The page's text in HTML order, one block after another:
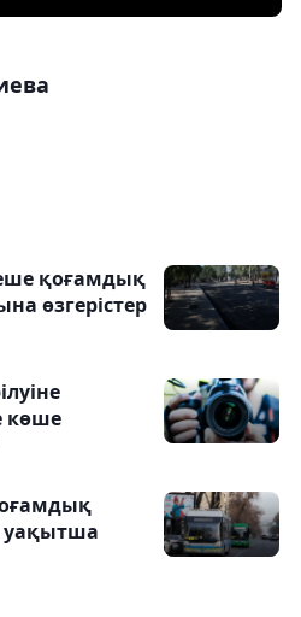
қоғамдық
өзгерістер
көше
уақытша